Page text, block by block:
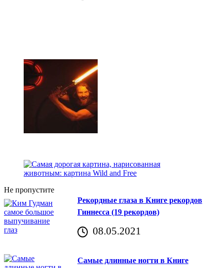
Не пропустите
Рекордные глаза в Книге рекордов
Гиннесса (19 рекордов)
08.05.2021
Самые длинные ногти в Книге